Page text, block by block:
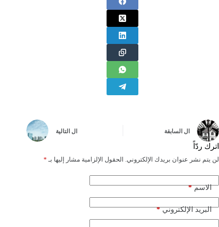
ال السابقة ال التالية
اترك ردّاً
لن يتم نشر عنوان بريدك الإلكتروني. الحقول الإلزامية مشار إليها بـ *
الاسم*
البريد الإلكتروني*